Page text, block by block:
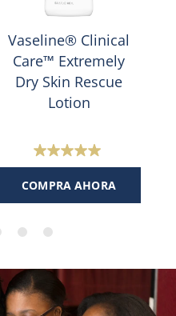
Vaseline® Clinical
Care™ Extremely
Dry Skin Rescue
Lotion
5.0
de
COMPRA AHORA